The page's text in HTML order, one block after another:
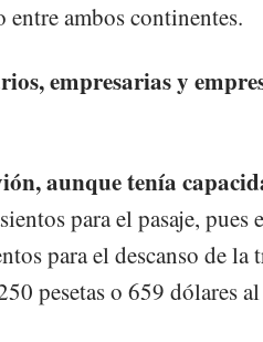
entre ambos continentes.
empresarias y
aunque tenía
para el pasaje, pues
para el descanso de
pesetas o 659 dólares